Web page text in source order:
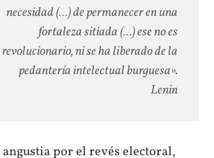
necesidad (…) de permanecer en una
fortaleza sitiada (…) ese no es
revolucionario, ni se ha liberado de la
pedantería intelectual burguesa».
Lenin
por el revés electoral,